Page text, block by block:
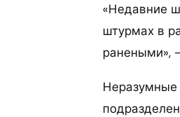
«Недавние
штурмах в
ранеными»,
Неразумные